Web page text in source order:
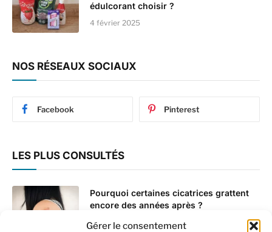
Gérer le consentement
édulcorant choisir ?
4 février 2025
NOS RÉSEAUX SOCIAUX
Facebook Pinterest
LES PLUS CONSULTÉS
Pourquoi certaines cicatrices grattent
encore des années après ?
28 janvier 2025